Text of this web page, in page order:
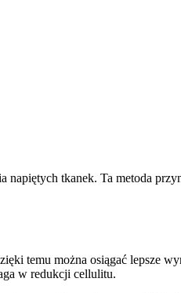
napiętych tkanek. Ta metoda
temu można osiągać lepsze
w redukcji cellulitu.